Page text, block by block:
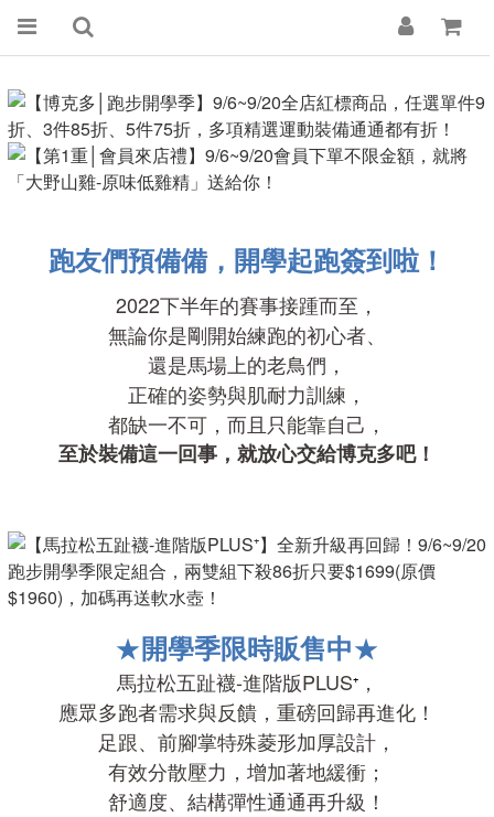
跑友們預備備，開學起跑簽到啦！
2022下半年的賽事接踵而至，
無論你是剛開始練跑的初心者、
還是馬場上的老鳥們，
正確的姿勢與肌耐力訓練，
都缺一不可，而且只能靠自己，
至於裝備這一回事，就放心交給博克多吧！
★開學季限時販售中★
馬拉松五趾襪-進階版PLUS⁺，
應眾多跑者需求與反饋，重磅回歸再進化！
足跟、前腳掌特殊菱形加厚設計，
有效分散壓力，增加著地緩衝；
舒適度、 結構彈性通通再升級！